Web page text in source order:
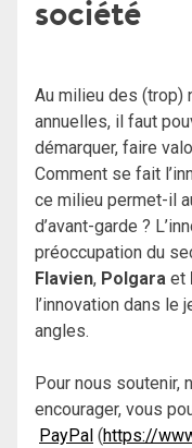
société
Au milieu des (trop)
annuelles, il faut
démarquer, faire
Comment se fait
ce milieu permet-il
d’avant-garde ?
préoccupation du
Flavien, Polgara et
l’innovation dans le
angles.
Pour nous soutenir,
encourager, vous
PayPal (https://